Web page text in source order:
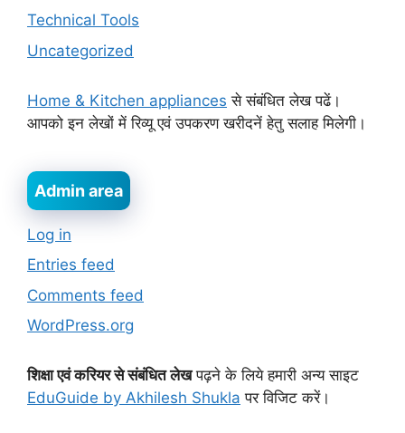
Technical Tools
Uncategorized
Home & Kitchen appliances से संबंधित लेख पढें।
आपको इन लेखों में रिव्यू एवं उपकरण खरीदनें हेतु सलाह मिलेगी।
Admin area
Log in
Entries feed
Comments feed
WordPress.org
शिक्षा एवं करियर से संबंधित लेखपढ़ने के लिये हमारी अन्य साइट
EduGuide by Akhilesh Shukla पर विजिट करें।